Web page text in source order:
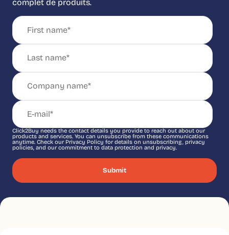
complet de produits.
Click2Buy needs the contact details you provide to reach out about our
products and services. You can unsubscribe from these communications
anytime. Check our Privacy Policy for details on unsubscribing, privacy
policies, and our commitment to data protection and privacy.